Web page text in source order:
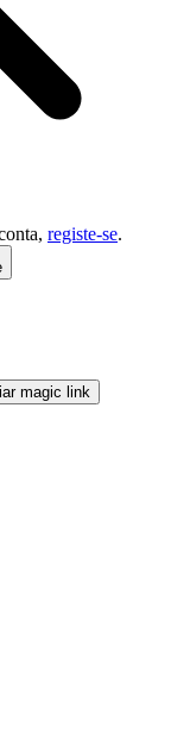
registe-se.
magic link